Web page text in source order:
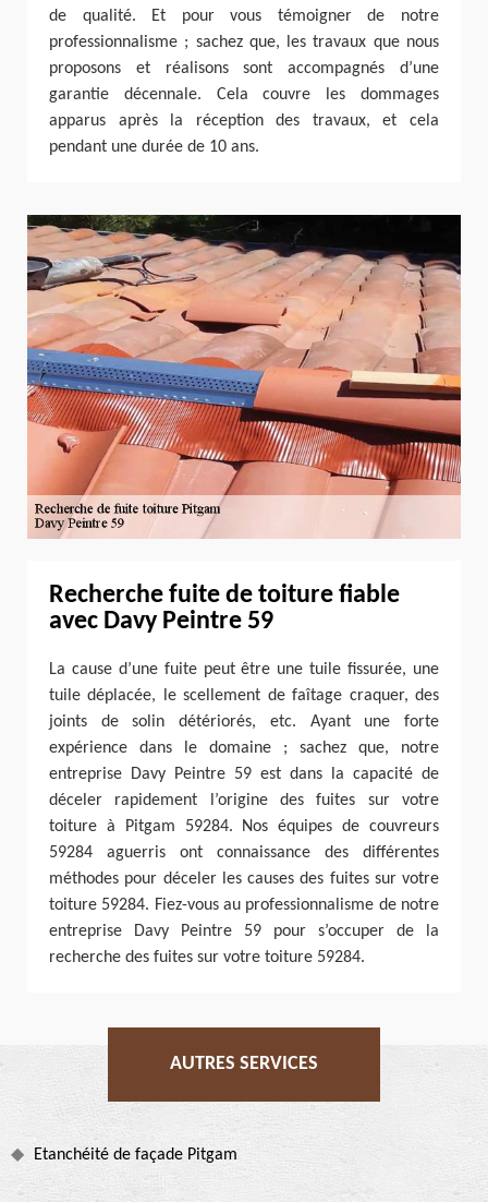
de qualité. Et pour vous témoigner de notre
professionnalisme ; sachez que, les travaux que nous
proposons et réalisons sont accompagnés d’une
garantie décennale. Cela couvre les dommages
apparus après la réception des travaux, et cela
pendant une durée de 10 ans.
Recherche fuite de toiture fiable
avec Davy Peintre 59
La cause d’une fuite peut être une tuile fissurée, une
tuile déplacée, le scellement de faîtage craquer, des
joints de solin détériorés, etc. Ayant une forte
expérience dans le domaine ; sachez que, notre
entreprise Davy Peintre 59 est dans la capacité de
déceler rapidement l’origine des fuites sur votre
toiture à Pitgam 59284. Nos équipes de couvreurs
59284 aguerris ont connaissance des différentes
méthodes pour déceler les causes des fuites sur votre
toiture 59284. Fiez-vous au professionnalisme de notre
entreprise Davy Peintre 59 pour s’occuper de la
recherche des fuites sur votre toiture 59284.
AUTRES SERVICES
Etanchéité de façade Pitgam